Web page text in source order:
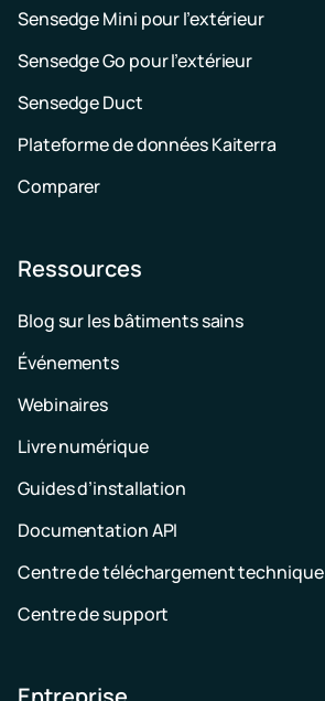
Sensedge Mini pour l’extérieur
Sensedge Go pour l’extérieur
Sensedge Duct
Plateforme de données Kaiterra
Comparer
Ressources
Blog sur les bâtiments sains
Événements
Webinaires
Livre numérique
Guides d’installation
Documentation API
Centre de téléchargement technique
Centre de support